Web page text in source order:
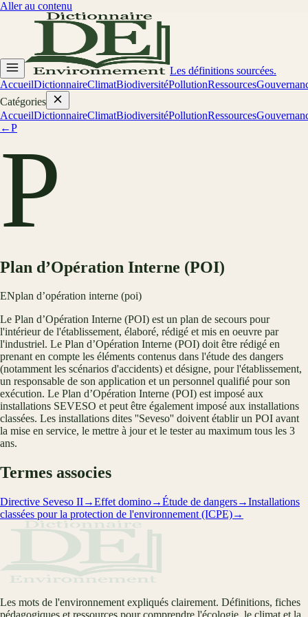
Aller au contenu
Les définitions sourcées.
AccueilDictionnaireClimatBiodiversitéPollutionRessources
Catégories
AccueilDictionnaireClimatBiodiversitéPollutionRessources
←P
P
Plan d’Opération Interne (POI)
ENplan d’opération interne (poi)
Le Plan d’Opération Interne (POI) est un plan de secours pour
l'intérieur de l'établissement, élaboré, rédigé et mis en oeuvre par
l'industriel. Le Plan d’Opération Interne (POI) doit être rédigé en
prenant en compte les éléments contenus dans l'étude des dangers
(notamment les scénarios d'accidents) et désigne, pour l'établissement,
un responsable de son application et un personnel qualifié pour son
exécution. Le Plan d’Opération Interne (POI) est imposé aux
installations SEVESO et peut être également imposé aux installations
classées. Les installations dites ''Seveso'' doivent établir un POI avant
la mise en service, le mettre à jour et le tester au maximum tous les 3
ans.
Termes associes
Directive Seveso II→Effet domino→Étude de dangers→Installations
classées pour la protection de l'environnement (ICPE)→
Les mots de l'environnement expliqués clairement. Définitions, fiches
pédagogiques et ressources pour comprendre l'écologie, le climat et la